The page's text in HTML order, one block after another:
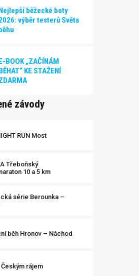
běžecké boty
výběr testerů Světa
BOOK „ZAČÍNÁM
KE STAŽENÍ
závody
RUN Most
Třeboňský
10 a 5 km
série Berounka –
běh Hronov – Náchod
rájem